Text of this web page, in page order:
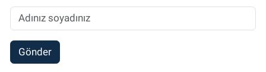
Gönder